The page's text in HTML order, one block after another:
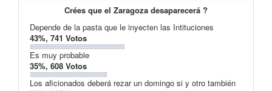
Crées que el Zaragoza desaparecerá ?
Depende de la pasta que le inyecten las Intituciones
43%, 741 Votos
Es muy probable
35%, 608 Votos
Los aficionados deberá rezar un domingo si y otro también